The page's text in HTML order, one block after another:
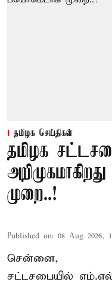
தமிழக செய்திகள்
தமிழக
முறை..!
Published on: 08 Aug 2026,
சென்னை,
சட்டசபையில்